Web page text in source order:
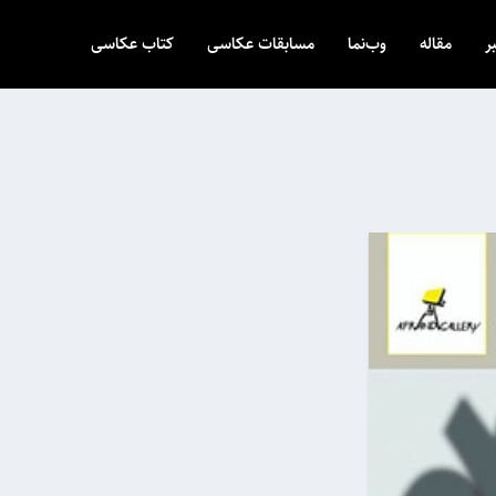
مقاله وب‌نما مسابقات عکاسی کتاب عکاسی